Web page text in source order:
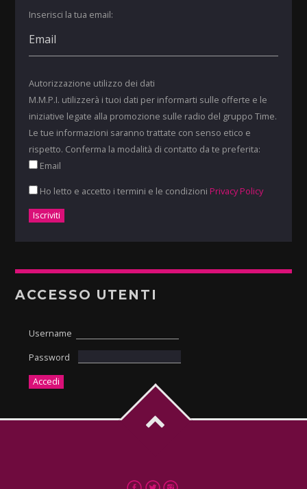
Inserisci la tua email:
Autorizzazione utilizzo dei dati
M.M.P.I. utilizzerà i tuoi dati per informarti sulle offerte e le
iniziative legate alla promozione sulle radio del gruppo Time.
Le tue informazioni saranno trattate con senso etico e
rispetto. Conferma la modalità di contatto da te preferita:
Email
Ho letto e accetto i termini e le condizioni Privacy Policy
ACCESSO UTENTI
Username
Password